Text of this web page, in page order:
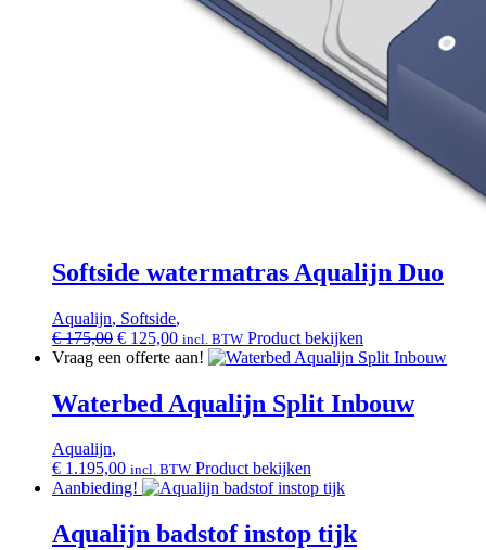
Softside watermatras Aqualijn Duo
Aqualijn, Softside,
€175,00 Oorspronkelijke
prijs
€ 175,00.
€ 125,00Huidige
prijs
€ 125,00.
incl. BTW Product bekijken
Vraag een offerte aan!
Waterbed Aqualijn Split Inbouw
Aqualijn,
€ 1.195,00 incl. BTW Product bekijken
Aanbieding!
Aqualijn badstof instop tijk